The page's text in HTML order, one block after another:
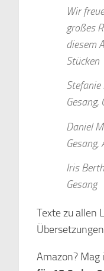
Wir
großes
diesem
Stücken
Stefanie
Gesang,
Daniel
Gesang,
Iris
Gesang
Texte zu allen
Amazon?